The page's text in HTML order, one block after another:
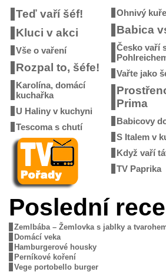
Teď vaří šéf!
Kluci v akci
Vše o vaření
Rozpal to, šéfe!
Karolína, domácí
kuchařka
U Haliny v kuchyni
Tescoma s chutí
Ohnivý kuře
Babica
Česko vaří
Vařte jako
Prima
Babicovy
S Italem v
Když vaří
TV Paprika
Poslední
Zemlbába – Žemlovka s jablky a
Domácí veka
Hamburgerové housky
Perníkové koření
Vege portobello burger